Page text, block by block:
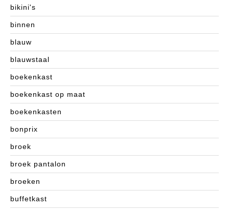
bikini's
binnen
blauw
blauwstaal
boekenkast
boekenkast op maat
boekenkasten
bonprix
broek
broek pantalon
broeken
buffetkast